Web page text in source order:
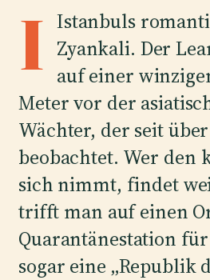
I Istanbuls
Zyankali. Der
auf einer
Meter vor der
Wächter, der seit
beobachtet. Wer den
sich nimmt, findet
trifft man auf einen
Quarantänestation
sogar eine „Republik